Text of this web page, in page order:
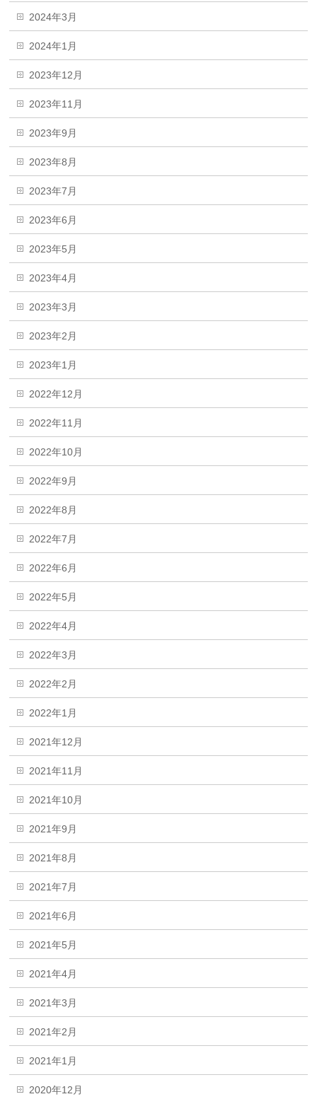
2024年3月
2024年1月
2023年12月
2023年11月
2023年9月
2023年8月
2023年7月
2023年6月
2023年5月
2023年4月
2023年3月
2023年2月
2023年1月
2022年12月
2022年11月
2022年10月
2022年9月
2022年8月
2022年7月
2022年6月
2022年5月
2022年4月
2022年3月
2022年2月
2022年1月
2021年12月
2021年11月
2021年10月
2021年9月
2021年8月
2021年7月
2021年6月
2021年5月
2021年4月
2021年3月
2021年2月
2021年1月
2020年12月